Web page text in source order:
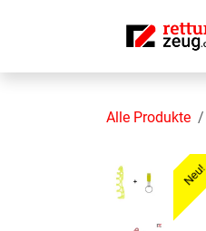
Alle Produkte
Neu!
Neu!